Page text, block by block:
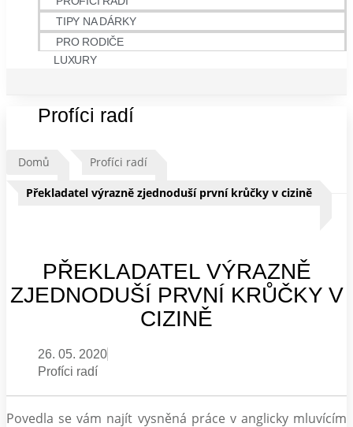
TIPY NA DÁRKY
PRO RODIČE
LUXURY
Profíci radí
Domů Profíci radí
Překladatel výrazně zjednoduší první krůčky v cizině
PŘEKLADATEL VÝRAZNĚ
ZJEDNODUŠÍ PRVNÍ KRŮČKY V
CIZINĚ
26. 05. 2020
Profíci radí
Povedla se vám najít vysněná práce v anglicky mluvícím